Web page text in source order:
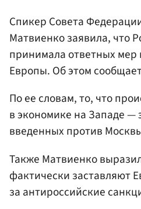
Спикер Совета
Матвиенко заявила, что
принимала ответных
Европы. Об этом
По ее словам, то, что
в экономике на Западе —
введенных против
Также Матвиенко
фактически заставляют
за антироссийские